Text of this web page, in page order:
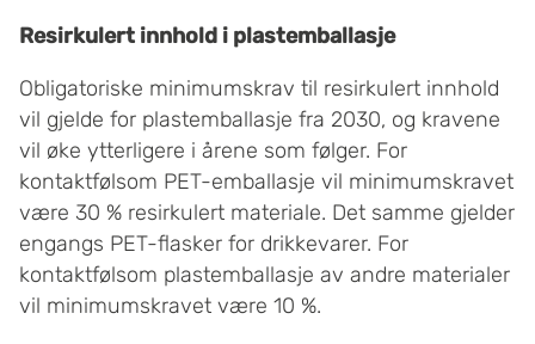
Resirkulert innhold i plastemballasje
Obligatoriske minimumskrav til resirkulert innhold
vil gjelde for plastemballasje fra 2030, og kravene
vil øke ytterligere i årene som følger. For
kontaktfølsom PET-emballasje vil minimumskravet
være 30 % resirkulert materiale. Det samme gjelder
engangs PET-flasker for drikkevarer. For
kontaktfølsom plastemballasje av andre materialer
vil minimumskravet være 10 %.